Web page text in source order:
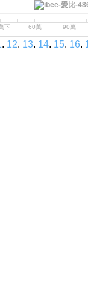
下 60萬 90萬
. 12. 13. 14. 15. 16.